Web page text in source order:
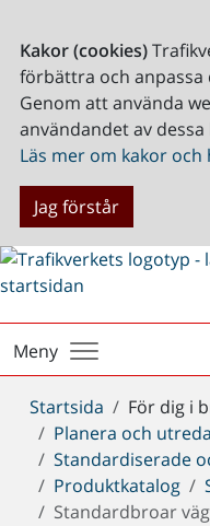
Kakor (cookies)
förbättra och anpassa
Genom att använda
användandet av dessa
Läs mer om kakor
Jag förstår
Meny
Du
är
här:
Startsida
För dig i
Planera och utreda
Standardiserade
Produktkatalog
Standardbroar väg